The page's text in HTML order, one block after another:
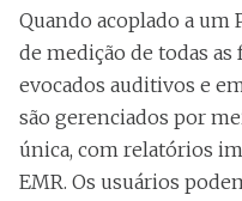
Quando acoplado a um
de medição de todas as
evocados auditivos e
são gerenciados por
única, com relatórios
EMR. Os usuários